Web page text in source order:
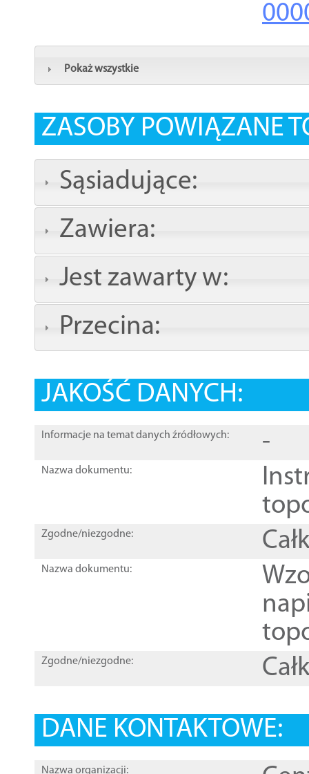
Pokaż wszystkie
ZASOBY POWIĄZANE
Sąsiadujące:
Zawiera:
Jest zawarty w:
Przecina:
JAKOŚĆ DANYCH:
Informacje na temat danych źródłowych: -
Nazwa dokumentu:
Zgodne/niezgodne:
Nazwa dokumentu:
Zgodne/niezgodne:
DANE KONTAKTOWE:
Nazwa organizacji: